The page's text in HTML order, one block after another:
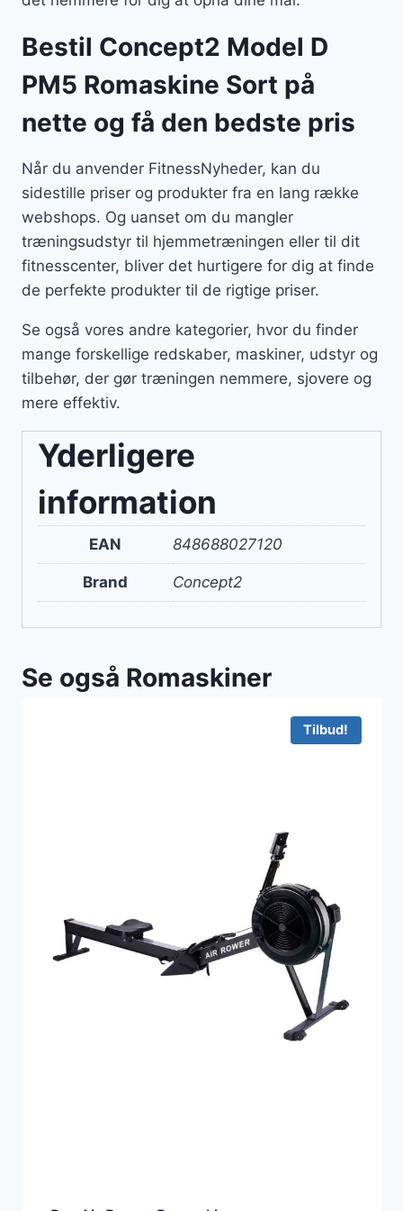
Bestil Concept2 Model D
PM5 Romaskine Sort på
nette og få den bedste pris
Når du anvender FitnessNyheder, kan du
sidestille priser og produkter fra en lang række
webshops. Og uanset om du mangler
træningsudstyr til hjemmetræningen eller til dit
fitnesscenter, bliver det hurtigere for dig at finde
de perfekte produkter til de rigtige priser.
Se også vores andre kategorier, hvor du finder
mange forskellige redskaber, maskiner, udstyr og
tilbehør, der gør træningen nemmere, sjovere og
mere effektiv.
Yderligere
information
EAN 848688027120
Brand Concept2
Se også Romaskiner
Tilbud!